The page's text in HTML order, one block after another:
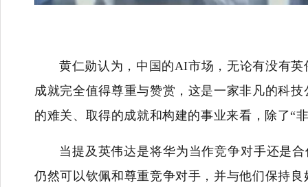
黄仁勋认为，中国的AI市场，无论有没有
成就完全值得尊重与赞赏，这是一家非凡的科
的难关、取得的成就和构建的事业来看，除了“
当提及英伟达是将华为当作竞争对手还是
仍然可以钦佩和尊重竞争对手，并与他们保持